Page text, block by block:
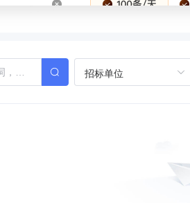
招标单位